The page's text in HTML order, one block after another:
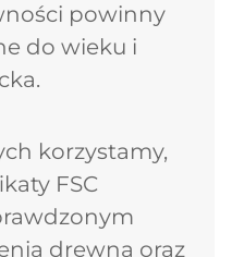
powinny
do wieku i
korzystamy,
FSC
drewna oraz